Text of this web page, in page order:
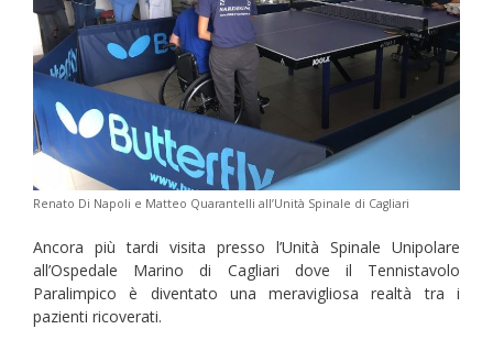
Renato Di Napoli e Matteo Quarantelli all’Unità Spinale di Cagliari
Ancora più tardi visita presso l’Unità Spinale Unipolare
all’Ospedale Marino di Cagliari dove il Tennistavolo
Paralimpico è diventato una meravigliosa realtà tra i
pazienti ricoverati.